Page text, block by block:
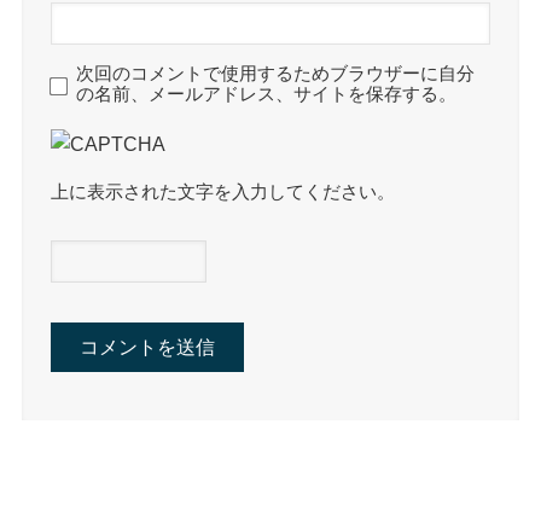
次回のコメントで使用するためブラウザーに自分
の名前、メールアドレス、サイトを保存する。
上に表示された文字を入力してください。